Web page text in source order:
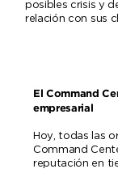
posibles crisis y
relación con sus
El Command
empresarial
Hoy, todas las
Command
reputación en